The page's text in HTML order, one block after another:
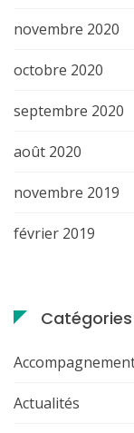
novembre 2020
octobre 2020
septembre 2020
août 2020
novembre 2019
février 2019
Catégories
Actualités